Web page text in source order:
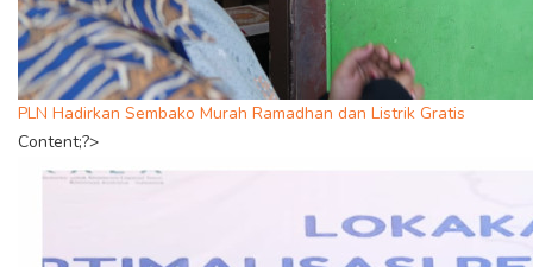
PLN Hadirkan Sembako Murah Ramadhan dan Listrik Gratis
Content;?>